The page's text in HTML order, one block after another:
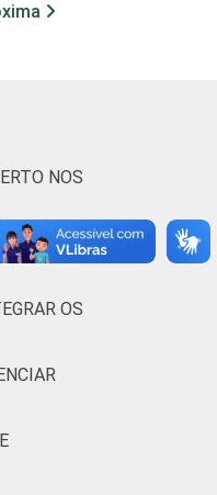
7,3
NOS
CÓDIGO
OS